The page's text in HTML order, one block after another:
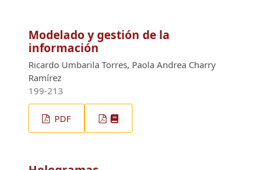
Modelado y gestión de la
información
Ricardo Umbarila Torres, Paola Andrea Charry
Ramírez
199-213
PDF